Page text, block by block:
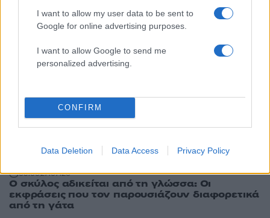
I want to allow my user data to be sent to
Google for online advertising purposes.
I want to allow Google to send me
personalized advertising.
CONFIRM
Data Deletion Data Access Privacy Policy
09:0027.07.26
Ο σκύλος αδικείται από τη γλώσσα: Οι
εκφράσεις που τον παρουσιάζουν διαφορετικά
από τη γάτα